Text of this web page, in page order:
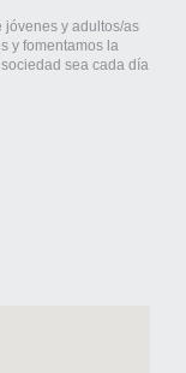
jóvenes y adultos/as
y fomentamos la
sea cada día